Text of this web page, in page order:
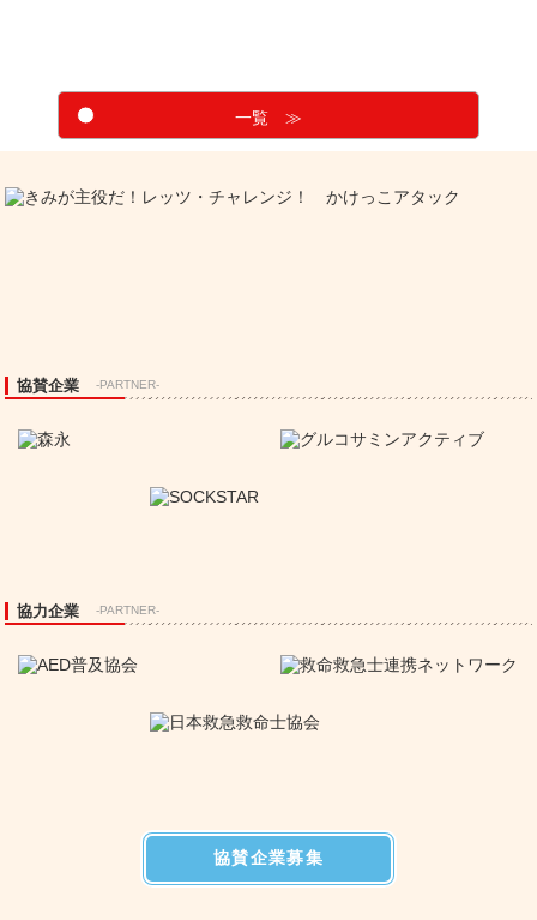
一覧 ≫
協賛企業 -PARTNER-
協力企業 -PARTNER-
協賛企業募集